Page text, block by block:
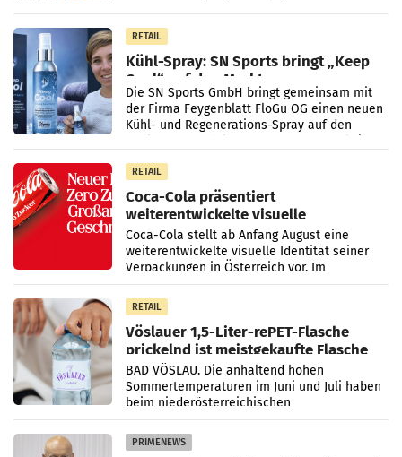
RETAIL
Kühl-Spray: SN Sports bringt „Keep
Cool“ auf den Markt
Die SN Sports GmbH bringt gemeinsam mit
der Firma Feygenblatt FloGu OG einen neuen
Kühl- und Regenerations-Spray auf den
RETAIL
Coca-Cola präsentiert
weiterentwickelte visuelle
Markenidentität
Coca-Cola stellt ab Anfang August eine
weiterentwickelte visuelle Identität seiner
Verpackungen in Österreich vor. Im
Mittelpunkt des Redesigns stehen zentrale
Gestaltungselemente
RETAIL
Vöslauer 1,5-Liter-rePET-Flasche
prickelnd ist meistgekaufte Flasche
Österreichs
BAD VÖSLAU. Die anhaltend hohen
Sommertemperaturen im Juni und Juli haben
beim niederösterreichischen
Getränkehersteller Vöslauer zu deutlichen
Absatzzuwächsen geführt. Während
PRIMENEWS